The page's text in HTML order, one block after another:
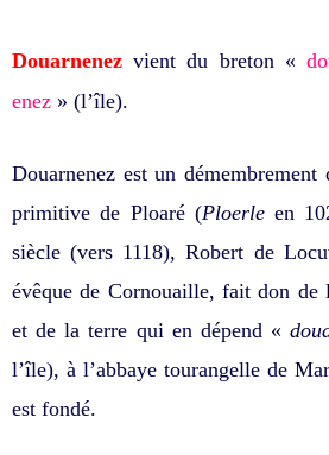
Douarnenez vient du breton «
enez » (l’île).
Douarnenez est un démembrement
primitive de Ploaré (Ploerleen
siècle (vers 1118), Robert de
évêque de Cornouaille, fait don
et de la terre qui en dépend «
l’île), à l’abbaye tourangelle de
est fondé.